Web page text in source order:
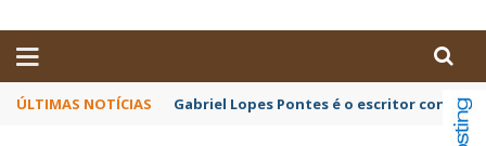
ÚLTIMAS NOTÍCIAS Gabriel Lopes Pontes é o escritor